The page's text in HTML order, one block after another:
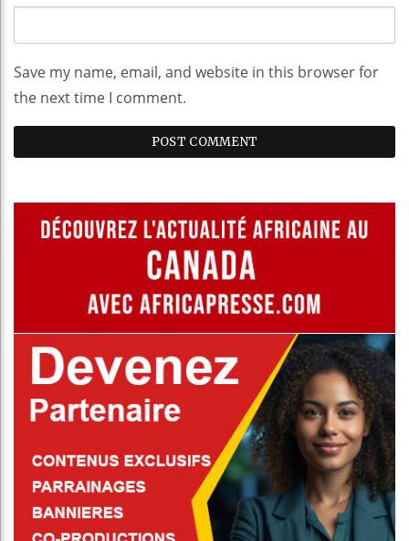
Save my name, email, and website in this browser for
the next time I comment.